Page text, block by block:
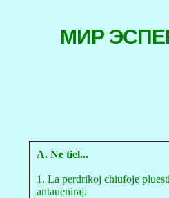
МИР
A. Ne tiel...
1. La perdrikoj chiufoje
antaueniraj.